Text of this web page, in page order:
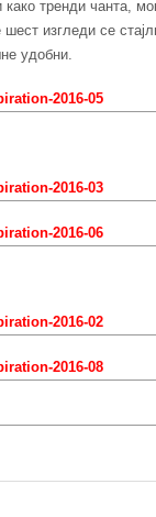
тренди чанта,
изгледи се
удобни.